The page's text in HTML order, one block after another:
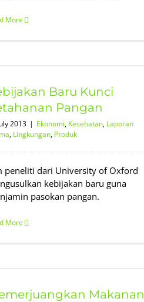
More
Baru Kunci
Pangan
2013 | Ekonomi, Kesehatan, Laporan
, Lingkungan, Produk
peneliti dari University of Oxford
kebijakan baru guna
pasokan pangan.
More
Makanan